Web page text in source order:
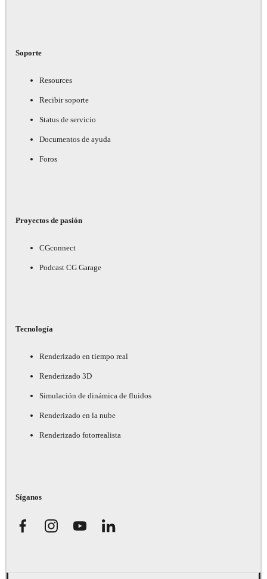
Soporte
Resources
Recibir soporte
Status de servicio
Documentos de ayuda
Foros
Proyectos de pasión
CGconnect
Podcast CG Garage
Tecnología
Renderizado en tiempo real
Renderizado 3D
Simulación de dinámica de fluidos
Renderizado en la nube
Renderizado fotorrealista
Síganos